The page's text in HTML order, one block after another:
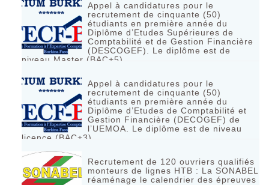
Appel à candidatures pour le
recrutement de cinquante (50)
étudiants en première année du
Diplôme d’Etudes Supérieures de
Comptabilité et de Gestion Financière
(DESCOGEF). Le diplôme est de
niveau Master (BAC+5)
Appel à candidatures pour le
recrutement de cinquante (50)
étudiants en première année du
Diplôme d’Etudes de Comptabilité et
Gestion Financière (DECOGEF) de
l’UEMOA. Le diplôme est de niveau
licence (BAC+3)
Recrutement de 120 ouvriers qualifiés
monteurs de lignes HTB : La SONABEL
réaménage le calendrier des épreuves